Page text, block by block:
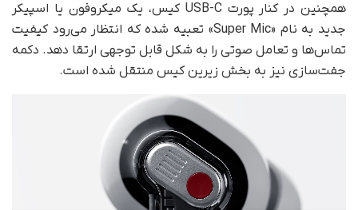
همچنین در کنار پورت USB-C کیس، یک میکروفون یا اسپیکر
جدید به نام «Super Mic» تعبیه شده که انتظار می‌رود کیفیت
تماس‌ها و تعامل صوتی را به شکل قابل توجهی ارتقا دهد. دکمه
جفت‌سازی نیز به بخش زیرین کیس منتقل شده است.